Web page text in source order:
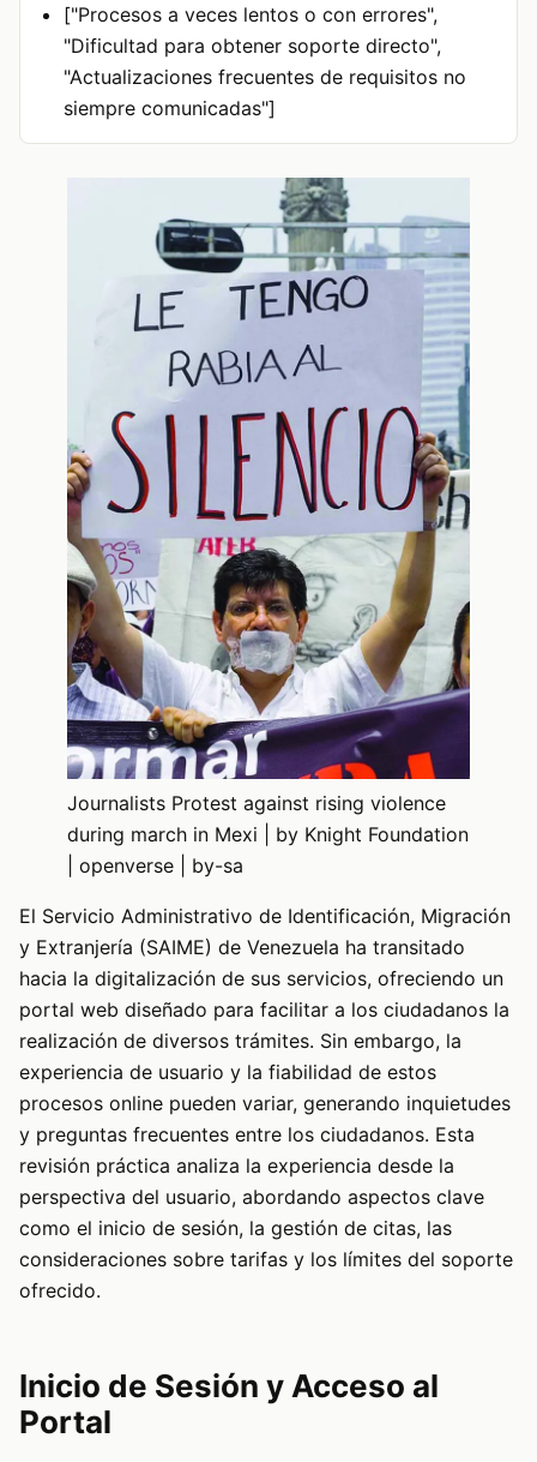
["Procesos a veces lentos o con errores",
"Dificultad para obtener soporte directo",
"Actualizaciones frecuentes de requisitos no
siempre comunicadas"]
Journalists Protest against rising violence
during march in Mexi | by Knight Foundation
| openverse | by-sa
El Servicio Administrativo de Identificación, Migración
y Extranjería (SAIME) de Venezuela ha transitado
hacia la digitalización de sus servicios, ofreciendo un
portal web diseñado para facilitar a los ciudadanos la
realización de diversos trámites. Sin embargo, la
experiencia de usuario y la fiabilidad de estos
procesos online pueden variar, generando inquietudes
y preguntas frecuentes entre los ciudadanos. Esta
revisión práctica analiza la experiencia desde la
perspectiva del usuario, abordando aspectos clave
como el inicio de sesión, la gestión de citas, las
consideraciones sobre tarifas y los límites del soporte
ofrecido.
Inicio de Sesión y Acceso al
Portal